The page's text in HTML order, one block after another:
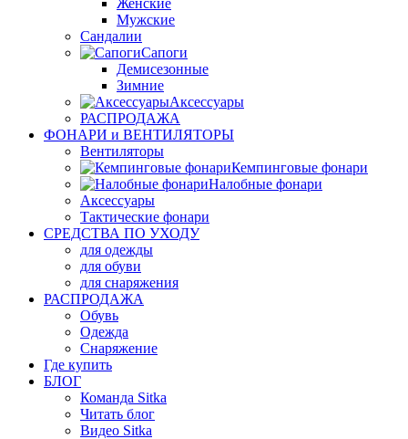
Женские
Мужские
Сандалии
Сапоги
Демисезонные
Зимние
Аксессуары
РАСПРОДАЖА
ФОНАРИ и ВЕНТИЛЯТОРЫ
Вентиляторы
Кемпинговые фонари
Налобные фонари
Аксессуары
Тактические фонари
СРЕДСТВА ПО УХОДУ
для одежды
для обуви
для снаряжения
РАСПРОДАЖА
Обувь
Одежда
Снаряжение
Где купить
БЛОГ
Команда Sitka
Читать блог
Видео Sitka